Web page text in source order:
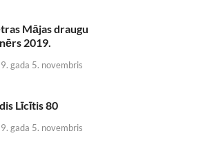
Mājas draugu
2019.
gada 5. novembris
Līcītis 80
gada 5. novembris